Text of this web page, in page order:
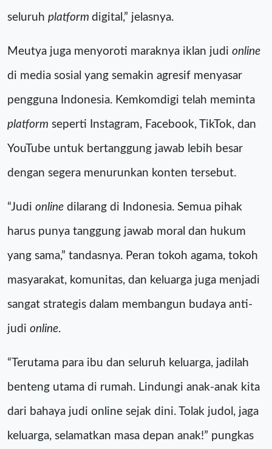
seluruh platform digital,” jelasnya.
Meutya juga menyoroti maraknya iklan judi online
di media sosial yang semakin agresif menyasar
pengguna Indonesia. Kemkomdigi telah meminta
platform seperti Instagram, Facebook, TikTok, dan
YouTube untuk bertanggung jawab lebih besar
dengan segera menurunkan konten tersebut.
“Judi online dilarang di Indonesia. Semua pihak
harus punya tanggung jawab moral dan hukum
yang sama,” tandasnya. Peran tokoh agama, tokoh
masyarakat, komunitas, dan keluarga juga menjadi
sangat strategis dalam membangun budaya anti-
judi online.
“Terutama para ibu dan seluruh keluarga, jadilah
benteng utama di rumah. Lindungi anak-anak kita
dari bahaya judi online sejak dini. Tolak judol, jaga
keluarga, selamatkan masa depan anak!” pungkas